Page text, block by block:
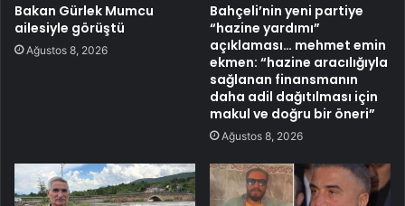
Bakan Gürlek Mumcu
ailesiyle görüştü
Ağustos 8, 2026
Bahçeli’nin yeni partiye
“hazine yardımı”
açıklaması… mehmet emin
ekmen: “hazine aracılığıyla
sağlanan finansmanın
daha adil dağıtılması için
makul ve doğru bir öneri”
Ağustos 8, 2026